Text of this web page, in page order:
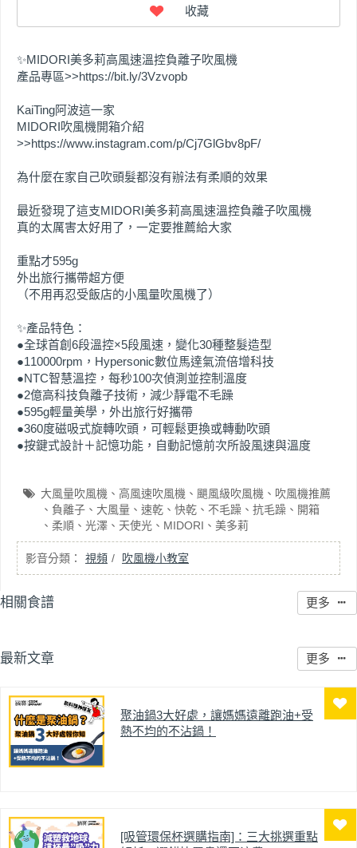
✨MIDORI美多莉高風速溫控負離子吹風機
產品專區>>https://bit.ly/3Vzvopb
KaiTing阿波這一家
MIDORI吹風機開箱介紹
>>https://www.instagram.com/p/Cj7GlGbv8pF/
為什麼在家自己吹頭髮都沒有辦法有柔順的效果
最近發現了這支MIDORI美多莉高風速溫控負離子吹風機
真的太厲害太好用了，一定要推薦給大家
重點才595g
外出旅行攜帶超方便
（不用再忍受飯店的小風量吹風機了）
✨產品特色：
●全球首創6段溫控×5段風速，變化30種整髮造型
●110000rpm，Hypersonic數位馬達氣流倍增科技
●NTC智慧溫控，每秒100次偵測並控制溫度
●2億高科技負離子技術，減少靜電不毛躁
●595g輕量美學，外出旅行好攜帶
●360度磁吸式旋轉吹頭，可輕鬆更換或轉動吹頭
●按鍵式設計＋記憶功能，自動記憶前次所設風速與溫度
大風量吹風機 高風速吹風機 颶風級吹風機
吹風機推薦
負離子
大風量 速乾 快乾 不毛躁 抗毛躁
開箱
柔順
光澤 天使光 MIDORI 美多莉
視頻 吹風機小教室
相關食譜 更多
最新文章 更多
聚油鍋3大好處，讓媽媽遠離跑油+受
熱不均的不沾鍋！
[吸管環保杯選購指南]：三大挑選重點